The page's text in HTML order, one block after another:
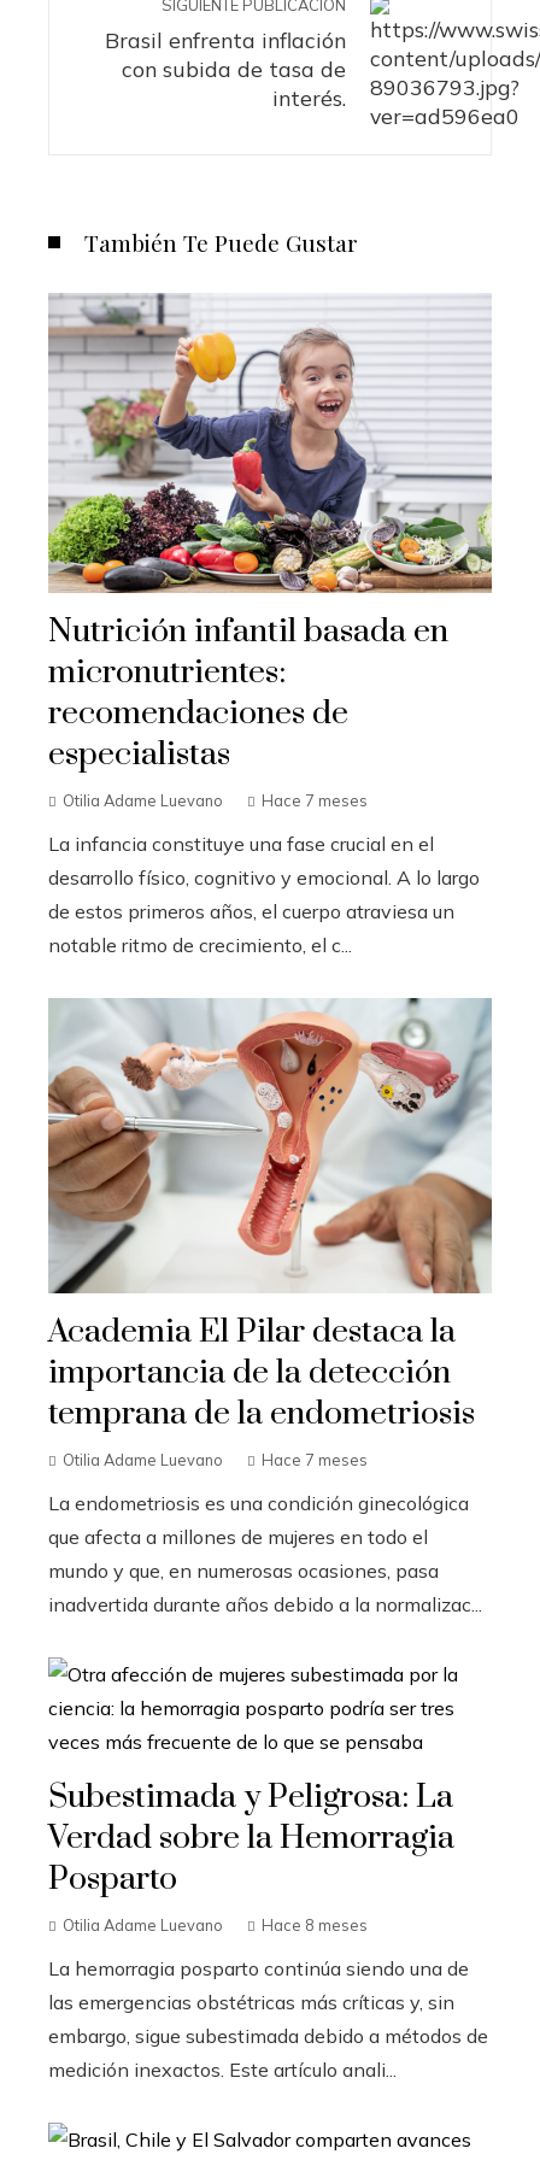
SIGUIENTE PUBLICACIÓN
Brasil enfrenta inflación
con subida de tasa de
interés.
También Te Puede Gustar
Nutrición infantil basada en
micronutrientes:
recomendaciones de
especialistas
Otilia Adame Luevano Hace 7 meses
La infancia constituye una fase crucial en el
desarrollo físico, cognitivo y emocional. A lo largo
de estos primeros años, el cuerpo atraviesa un
notable ritmo de crecimiento, el c...
Academia El Pilar destaca la
importancia de la detección
temprana de la endometriosis
Otilia Adame Luevano Hace 7 meses
La endometriosis es una condición ginecológica
que afecta a millones de mujeres en todo el
mundo y que, en numerosas ocasiones, pasa
inadvertida durante años debido a la normalizac...
Subestimada y Peligrosa: La
Verdad sobre la Hemorragia
Posparto
Otilia Adame Luevano Hace 8 meses
La hemorragia posparto continúa siendo una de
las emergencias obstétricas más críticas y, sin
embargo, sigue subestimada debido a métodos de
medición inexactos. Este artículo anali...